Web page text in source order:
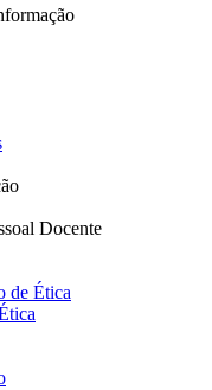
Docente
de Ética